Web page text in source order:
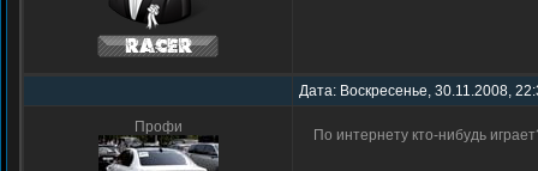
Дата: Воскресенье, 30.11.2008,
Профи По интернету кто-нибудь